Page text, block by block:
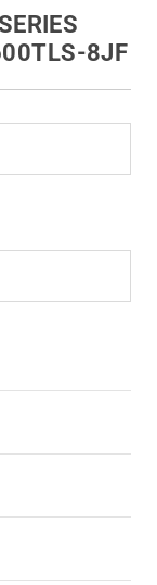
8JF